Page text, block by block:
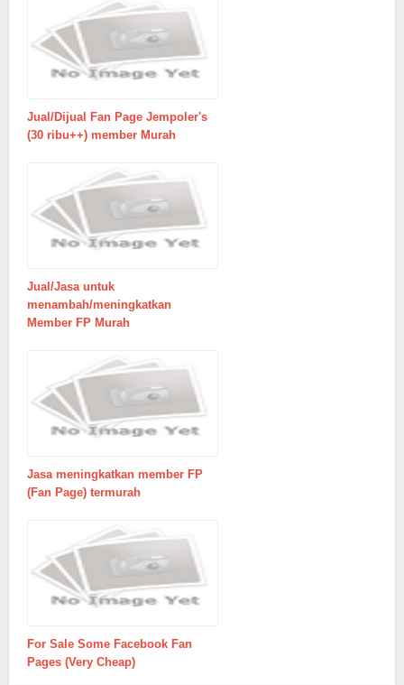
Jual/Dijual Fan Page Jempoler's
(30 ribu++) member Murah
Jual/Jasa untuk
menambah/meningkatkan
Member FP Murah
Jasa meningkatkan member FP
(Fan Page) termurah
For Sale Some Facebook Fan
Pages (Very Cheap)